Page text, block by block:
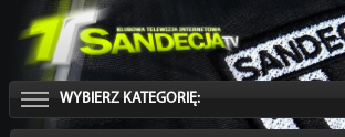
WYBIERZ KATEGORIĘ: